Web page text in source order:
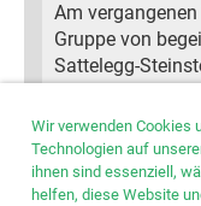
Wir verwenden Cookies
Technologien auf
ihnen sind essenziell,
helfen, diese Website
Am
Gruppe von
Sattelegg-
konnten wir
die Schweizer
sammeln.